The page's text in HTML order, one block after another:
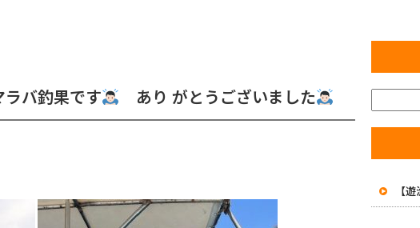
バ釣果です あり がとうございました